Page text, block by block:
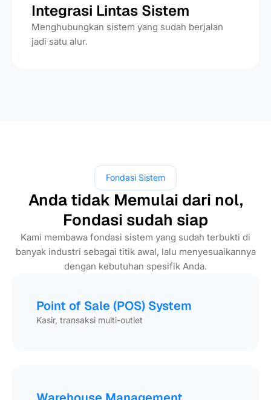
Integrasi Lintas Sistem
Menghubungkan sistem yang sudah berjalan
jadi satu alur.
Fondasi Sistem
Anda tidak Memulai dari nol,
Fondasi sudah siap
Kami membawa fondasi sistem yang sudah terbukti di
banyak industri sebagai titik awal, lalu menyesuaikannya
dengan kebutuhan spesifik Anda.
Point of Sale (POS) System
Kasir, transaksi multi-outlet